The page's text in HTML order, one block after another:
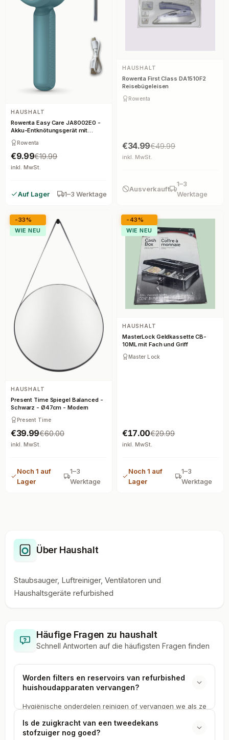
HAUSHALT
Rowenta Easy Care JA8002E0 -
Akku-Entknötungsgerät mit
Edelstahlgitter
Rowenta
€9.99€19.99
inkl. MwSt.
Auf Lager 1–3 Werktage
HAUSHALT
Rowenta First Class DA1510F2
Reisebügeleisen
Rowenta
€34.99€49.99
inkl. MwSt.
Ausverkauft
1–3
Werktage
-33%
WIE NEU
HAUSHALT
Present Time Spiegel Balanced -
Schwarz - Ø47cm - Modern
Present Time
€39.99€60.00
inkl. MwSt.
Noch 1 auf
Lager
1–3
Werktage
-43%
WIE NEU
HAUSHALT
MasterLock Geldkassette CB-
10ML mit Fach und Griff
Master Lock
€17.00€29.99
inkl. MwSt.
Noch 1 auf
Lager
1–3
Werktage
Über Haushalt
Staubsauger, Luftreiniger, Ventilatoren und
Haushaltsgeräte refurbished
Häufige Fragen zu haushalt
Schnell Antworten auf die häufigsten Fragen finden
Worden filters en reservoirs van refurbished
huishoudapparaten vervangen?
Hygiënische onderdelen reinigen of vervangen we als ze
niet meer aan de norm voldoen. Op de productpagina
staat welke onderdelen nieuw zijn bij elk tweedekans
Is de zuigkracht van een tweedekans
stofzuiger nog goed?